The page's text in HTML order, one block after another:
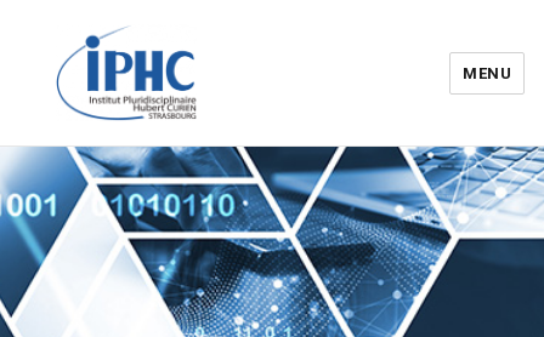
Institut pluridisciplinaire Hubert
Curien – IPHC
MENU